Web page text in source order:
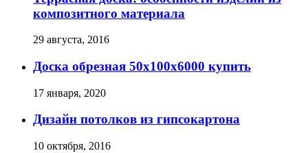
композитного материала
29 августа, 2016
Доска обрезная 50х100х6000 купить
17 января, 2020
Дизайн потолков из гипсокартона
10 октября, 2016